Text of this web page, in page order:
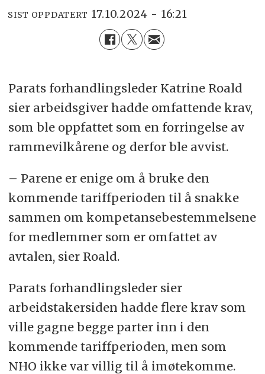
SIST OPPDATERT 17.10.2024 - 16:21
Parats forhandlingsleder Katrine Roald
sier arbeidsgiver hadde omfattende krav,
som ble oppfattet som en forringelse av
rammevilkårene og derfor ble avvist.
– Parene er enige om å bruke den
kommende tariffperioden til å snakke
sammen om kompetansebestemmelsene
for medlemmer som er omfattet av
avtalen, sier Roald.
Parats forhandlingsleder sier
arbeidstakersiden hadde flere krav som
ville gagne begge parter inn i den
kommende tariffperioden, men som
NHO ikke var villig til å imøtekomme.